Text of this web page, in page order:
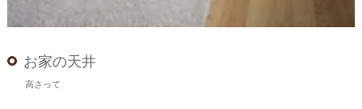
お家の天井
高さって